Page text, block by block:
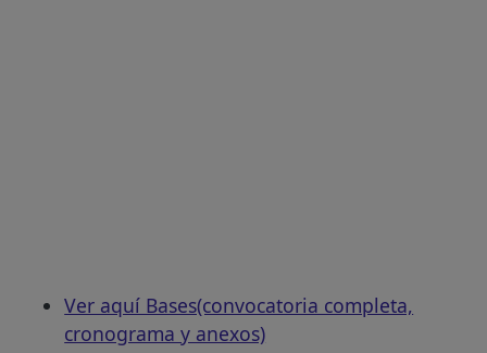
Ver aquí Bases(convocatoria completa,
cronograma y anexos)